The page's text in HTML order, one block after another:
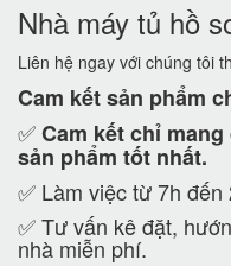
Nhà máy tủ hồ
Liên hệ ngay với chúng tôi
Cam kếtsản phẩm
✅Cam kếtchỉ
sản phẩm tốt nhất.
✅ Làm việc từ 7h
✅ Tư vấn kê đặt,
nhà miễn phí.